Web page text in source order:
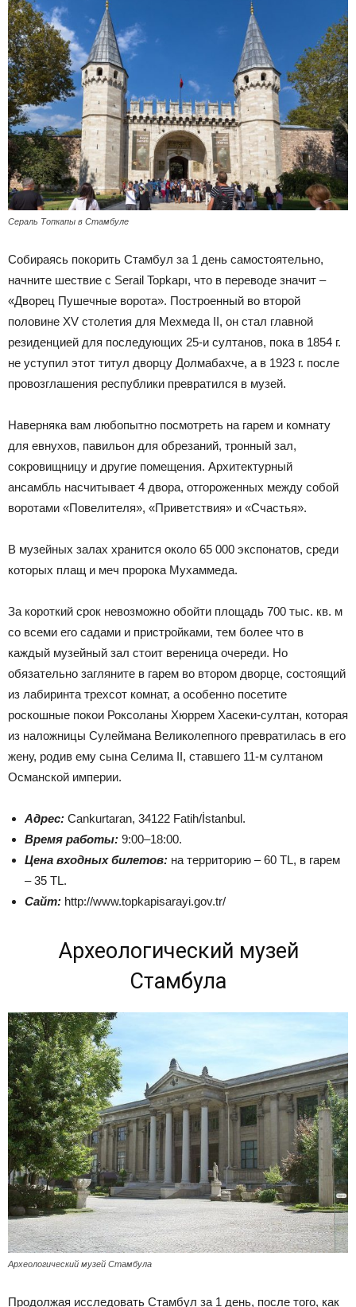
Сераль Топкапы в Стамбуле
Собираясь покорить Стамбул за 1 день самостоятельно,
начните шествие с Serail Topkapı, что в переводе значит –
«Дворец Пушечные ворота». Построенный во второй
половине XV столетия для Мехмеда II, он стал главной
резиденцией для последующих 25-и султанов, пока в 1854 г.
не уступил этот титул дворцу Долмабахче, а в 1923 г. после
провозглашения республики превратился в музей.
Наверняка вам любопытно посмотреть на гарем и комнату
для евнухов, павильон для обрезаний, тронный зал,
сокровищницу и другие помещения. Архитектурный
ансамбль насчитывает 4 двора, отгороженных между собой
воротами «Повелителя», «Приветствия» и «Счастья».
В музейных залах хранится около 65 000 экспонатов, среди
которых плащ и меч пророка Мухаммеда.
За короткий срок невозможно обойти площадь 700 тыс. кв. м
со всеми его садами и пристройками, тем более что в
каждый музейный зал стоит вереница очереди. Но
обязательно загляните в гарем во втором дворце, состоящий
из лабиринта трехсот комнат, а особенно посетите
роскошные покои Роксоланы Хюррем Хасеки-султан, которая
из наложницы Сулеймана Великолепного превратилась в его
жену, родив ему сына Селима II, ставшего 11-м султаном
Османской империи.
Адрес: Cankurtaran, 34122 Fatih/İstanbul.
Время работы: 9:00–18:00.
Цена входных билетов: на территорию – 60 TL, в гарем
– 35 TL.
Сайт: http://www.topkapisarayi.gov.tr/
Археологический музей
Стамбула
Археологический музей Стамбула
Продолжая исследовать Стамбул за 1 день, после того, как